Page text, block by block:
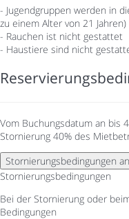
- Jugendgruppen werden in
zu einem Alter von 21 Jahren)
- Rauchen ist nicht gestattet
- Haustiere sind nicht
Vom Buchungsdatum an bis
Stornierung 40% des
Stornierungsbedingungen
Stornierungsbedingungen
Bei der Stornierung oder
Bedingungen